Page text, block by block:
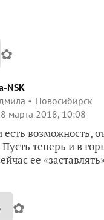
✿
NSK
Новосибирск
марта 2018, 10:08
есть возможность,
Пусть теперь и в
ее
✿